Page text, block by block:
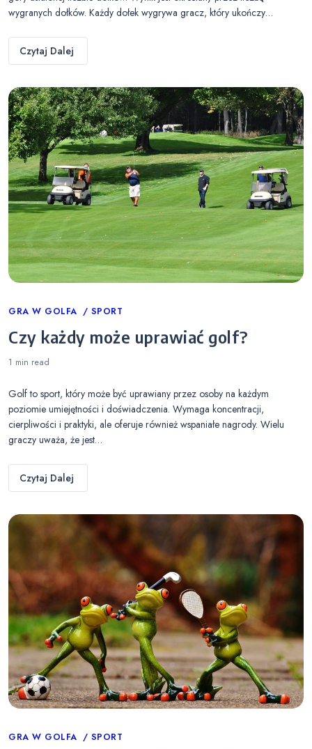
wygranych dołków. Każdy dołek wygrywa gracz, który ukończy…
Czytaj Dalej
Categories
GRA W GOLFA SPORT
Czy każdy może uprawiać golf?
1 min read
Golf to sport, który może być uprawiany przez osoby na każdym
poziomie umiejętności i doświadczenia. Wymaga koncentracji,
cierpliwości i praktyki, ale oferuje również wspaniałe nagrody. Wielu
graczy uważa, że jest…
Czytaj Dalej
Categories
GRA W GOLFA SPORT